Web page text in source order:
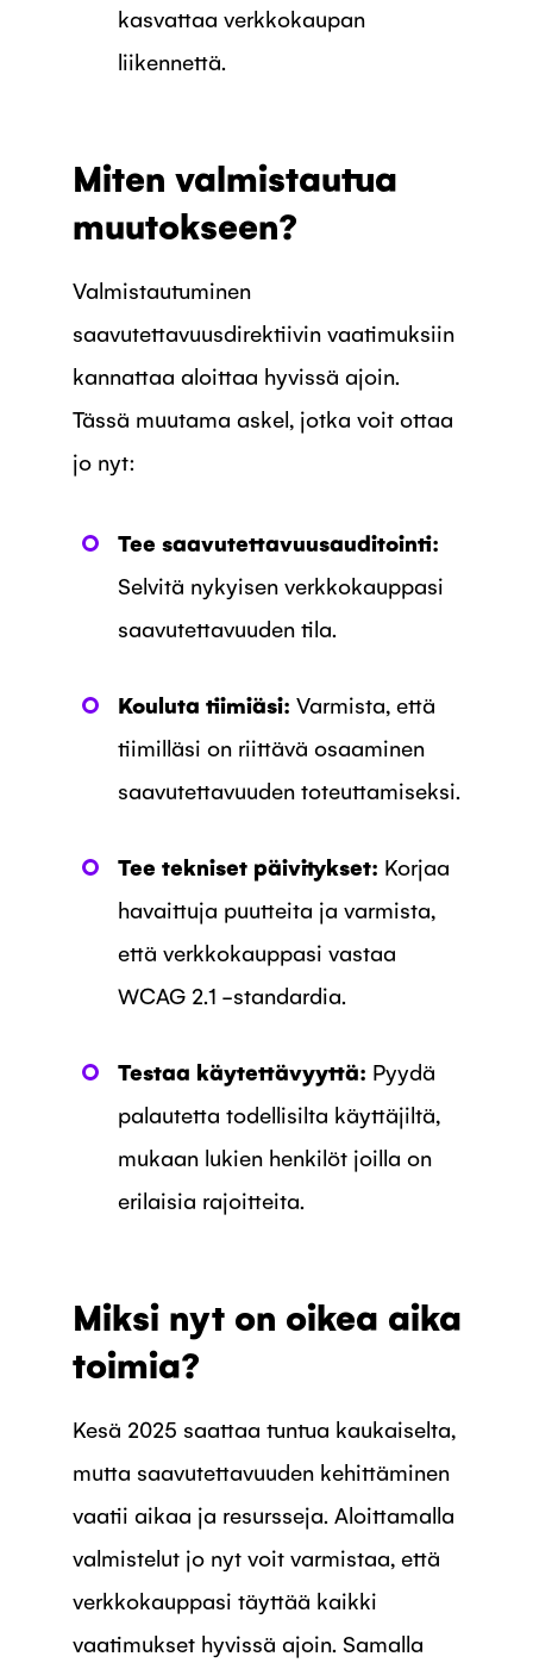
kasvattaa verkkokaupan
liikennettä.
Miten valmistautua
muutokseen?
Valmistautuminen
saavutettavuusdirektiivin vaatimuksiin
kannattaa aloittaa hyvissä ajoin.
Tässä muutama askel, jotka voit ottaa
jo nyt:
Tee saavutettavuusauditointi:
Selvitä nykyisen verkkokauppasi
saavutettavuuden tila.
Kouluta tiimiäsi: Varmista, että
tiimilläsi on riittävä osaaminen
saavutettavuuden toteuttamiseksi.
Tee tekniset päivitykset: Korjaa
havaittuja puutteita ja varmista,
että verkkokauppasi vastaa
WCAG 2.1 -standardia.
Testaa käytettävyyttä: Pyydä
palautetta todellisilta käyttäjiltä,
mukaan lukien henkilöt joilla on
erilaisia rajoitteita.
Miksi nyt on oikea aika
toimia?
Kesä 2025 saattaa tuntua kaukaiselta,
mutta saavutettavuuden kehittäminen
vaatii aikaa ja resursseja. Aloittamalla
valmistelut jo nyt voit varmistaa, että
verkkokauppasi täyttää kaikki
vaatimukset hyvissä ajoin. Samalla